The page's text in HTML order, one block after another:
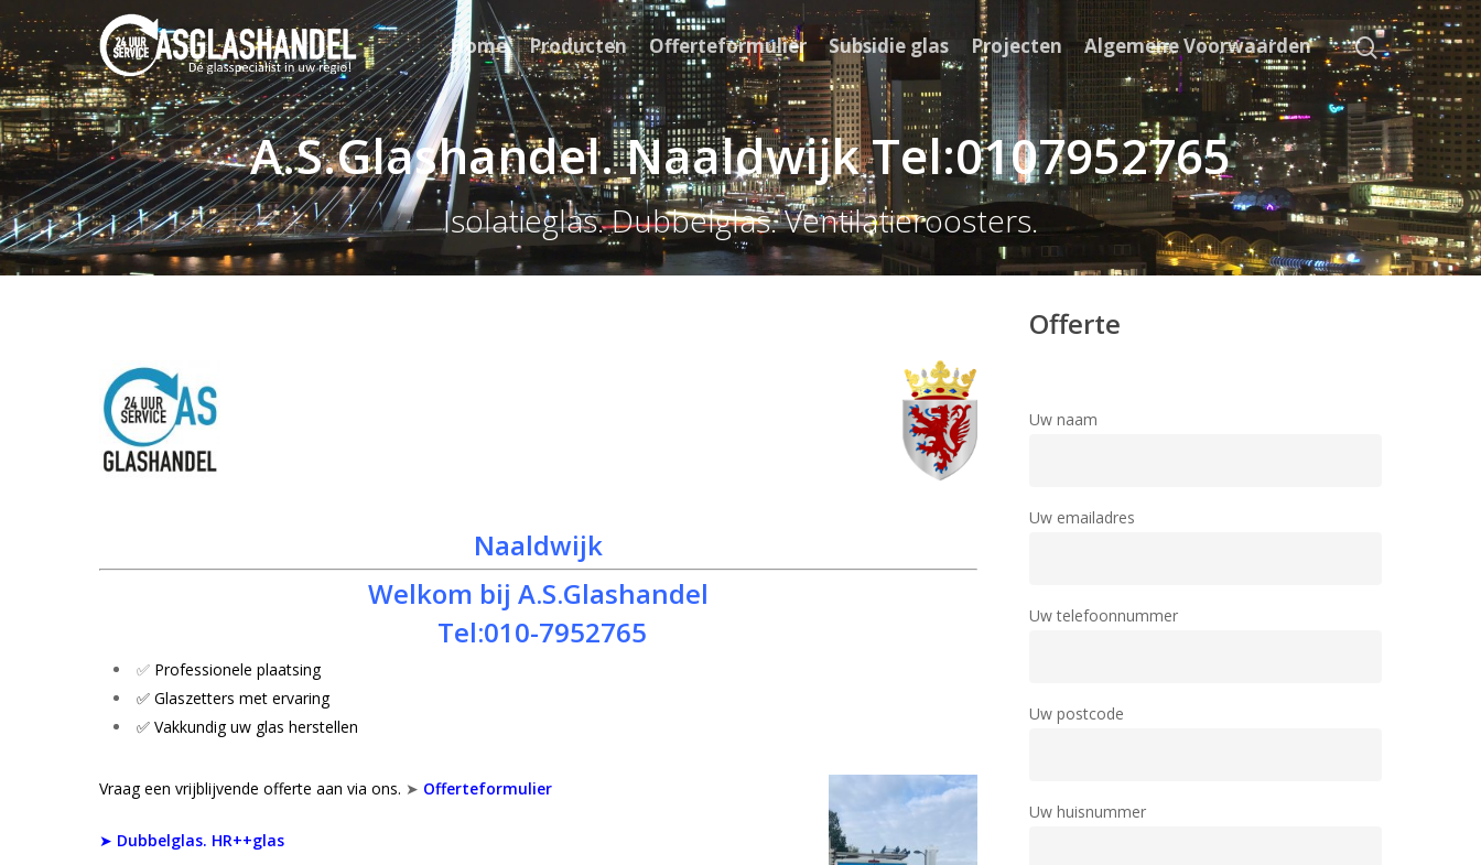
Home Producten Offerteformulier Subsidie glas Projecten Algemene Voorwaarden
A.S.Glashandel. Naaldwijk Tel:0107952765
Isolatieglas. Dubbelglas. Ventilatieroosters.
Naaldwijk
Welkom bij A.S.Glashandel
Tel:010-7952765
✅ Professionele plaatsing
✅ Glaszetters met ervaring
✅ Vakkundig uw glas herstellen
Vraag een vrijblijvende offerte aan via ons. ➤ Offerteformulier
➤ Dubbelglas. HR++glas
Offerte
Uw naam
Uw emailadres
Uw telefoonnummer
Uw postcode
Uw huisnummer